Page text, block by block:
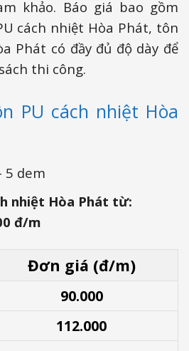
khảo. Báo giá bao gồm
cách nhiệt Hòa Phát, tôn
Phát có đầy đủ độ dày để
thi công.
PU cách nhiệt Hòa
5 dem
nhiệt Hòa Phát từ:
đ/m
Đơn giá (đ/m)
90.000
112.000